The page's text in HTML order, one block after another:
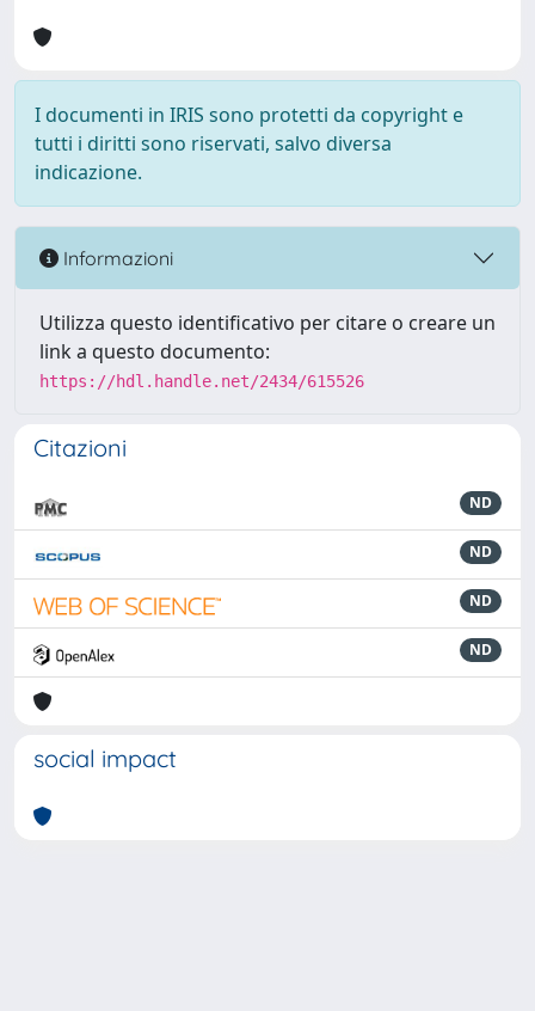
I documenti in IRIS sono protetti da copyright e
tutti i diritti sono riservati, salvo diversa
indicazione.
Informazioni
Utilizza questo identificativo per citare o creare un
link a questo documento:
https://hdl.handle.net/2434/615526
Citazioni
ND
ND
ND
ND
social impact